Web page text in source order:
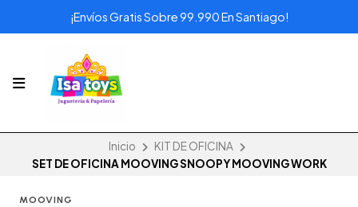
¡Envíos Gratis Sobre 99.990 En Santiago!
Inicio
KIT DE OFICINA
SET DE OFICINA MOOVING SNOOPY MOOVING WORK
MOOVING